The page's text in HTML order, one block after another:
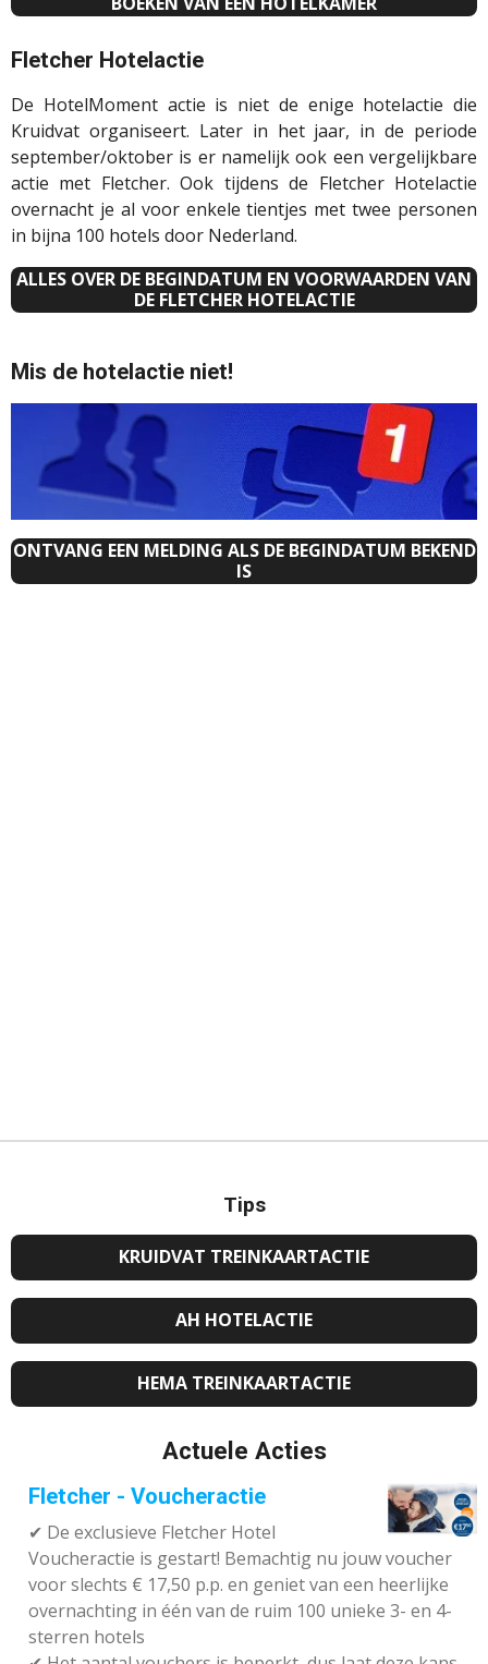
Fletcher Hotelactie
De HotelMoment actie is niet de enige hotelactie die
Kruidvat organiseert. Later in het jaar, in de periode
september/oktober is er namelijk ook een vergelijkbare
actie met Fletcher. Ook tijdens de Fletcher Hotelactie
overnacht je al voor enkele tientjes met twee personen
in bijna 100 hotels door Nederland.
ALLES OVER DE BEGINDATUM EN VOORWAARDEN VAN
DE FLETCHER HOTELACTIE
Mis de hotelactie niet!
ONTVANG EEN MELDING ALS DE BEGINDATUM BEKEND
IS
Tips
KRUIDVAT TREINKAARTACTIE
AH HOTELACTIE
HEMA TREINKAARTACTIE
Actuele Acties
Fletcher - Voucheractie
✔ De exclusieve Fletcher Hotel
Voucheractie is gestart! Bemachtig nu jouw voucher
voor slechts € 17,50 p.p. en geniet van een heerlijke
overnachting in één van de ruim 100 unieke 3- en 4-
sterren hotels